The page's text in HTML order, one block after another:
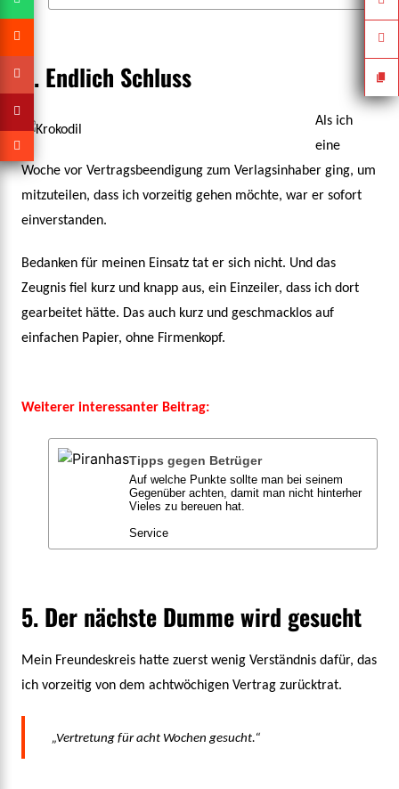
4. Endlich Schluss
Als ich
eine
Woche vor Vertragsbeendigung zum Verlagsinhaber ging, um
mitzuteilen, dass ich vorzeitig gehen möchte, war er sofort
einverstanden.
Bedanken für meinen Einsatz tat er sich nicht. Und das
Zeugnis fiel kurz und knapp aus, ein Einzeiler, dass ich dort
gearbeitet hätte. Das auch kurz und geschmacklos auf
einfachen Papier, ohne Firmenkopf.
Weiterer interessanter Beitrag:
Tipps gegen Betrüger
Auf welche Punkte sollte man bei seinem
Gegenüber achten, damit man nicht hinterher
Vieles zu bereuen hat.
Service
5. Der nächste Dumme wird gesucht
Mein Freundeskreis hatte zuerst wenig Verständnis dafür, das
ich vorzeitig von dem achtwöchigen Vertrag zurücktrat.
„Vertretung für acht Wochen gesucht.“